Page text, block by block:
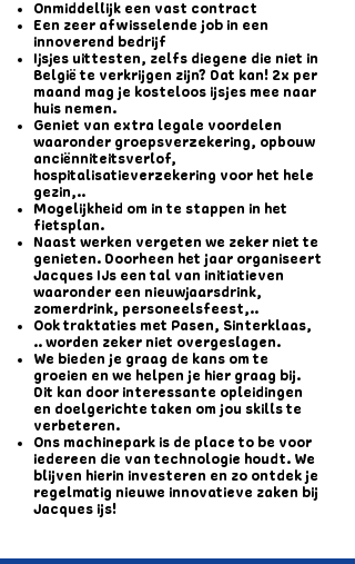
Onmiddellijk een vast contract
Een zeer afwisselende job in een
innoverend bedrijf
Ijsjes uittesten, zelfs diegene die niet in
België te verkrijgen zijn? Dat kan! 2x per
maand mag je kosteloos ijsjes mee naar
huis nemen.
Geniet van extra legale voordelen
waaronder groepsverzekering, opbouw
anciënniteitsverlof,
hospitalisatieverzekering voor het hele
gezin,..
Mogelijkheid om in te stappen in het
fietsplan.
Naast werken vergeten we zeker niet te
genieten. Doorheen het jaar organiseert
Jacques IJs een tal van initiatieven
waaronder een nieuwjaarsdrink,
zomerdrink, personeelsfeest,..
Ook traktaties met Pasen, Sinterklaas,
.. worden zeker niet overgeslagen.
We bieden je graag de kans om te
groeien en we helpen je hier graag bij.
Dit kan door interessante opleidingen
en doelgerichte taken om jou skills te
verbeteren.
Ons machinepark is de place to be voor
iedereen die van technologie houdt. We
blijven hierin investeren en zo ontdek je
regelmatig nieuwe innovatieve zaken bij
Jacques ijs!